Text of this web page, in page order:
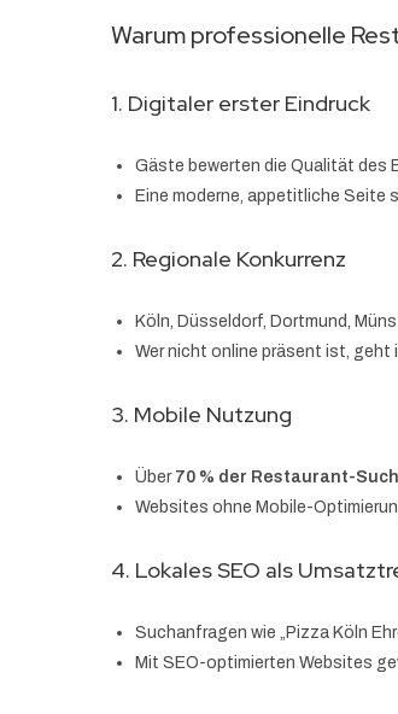
Warum professionelle
1. Digitaler erster Eindruck
Gäste bewerten die Qualität des
Eine moderne, appetitliche
2. Regionale Konkurrenz
Köln, Düsseldorf, Dortmund,
Wer nicht online präsent ist, geht
3. Mobile Nutzung
Über 70 % der Restaurant-
Websites ohne Mobile-
4. Lokales SEO als
Suchanfragen wie „Pizza Köln
Mit SEO-optimierten Websites